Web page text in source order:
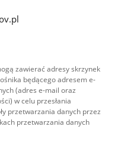
zawierać adresy skrzynek
będącego adresem e-
(adres e-mail oraz
w celu przesłania
przetwarzania danych przez
przetwarzania danych